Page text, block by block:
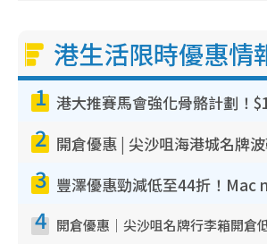
港生活限時優惠情
1
2
3
4